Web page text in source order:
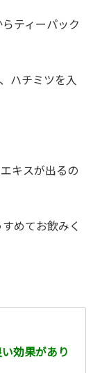
ティーパック
ハチミツを入
キスが出るの
めてお飲みく
効果があり